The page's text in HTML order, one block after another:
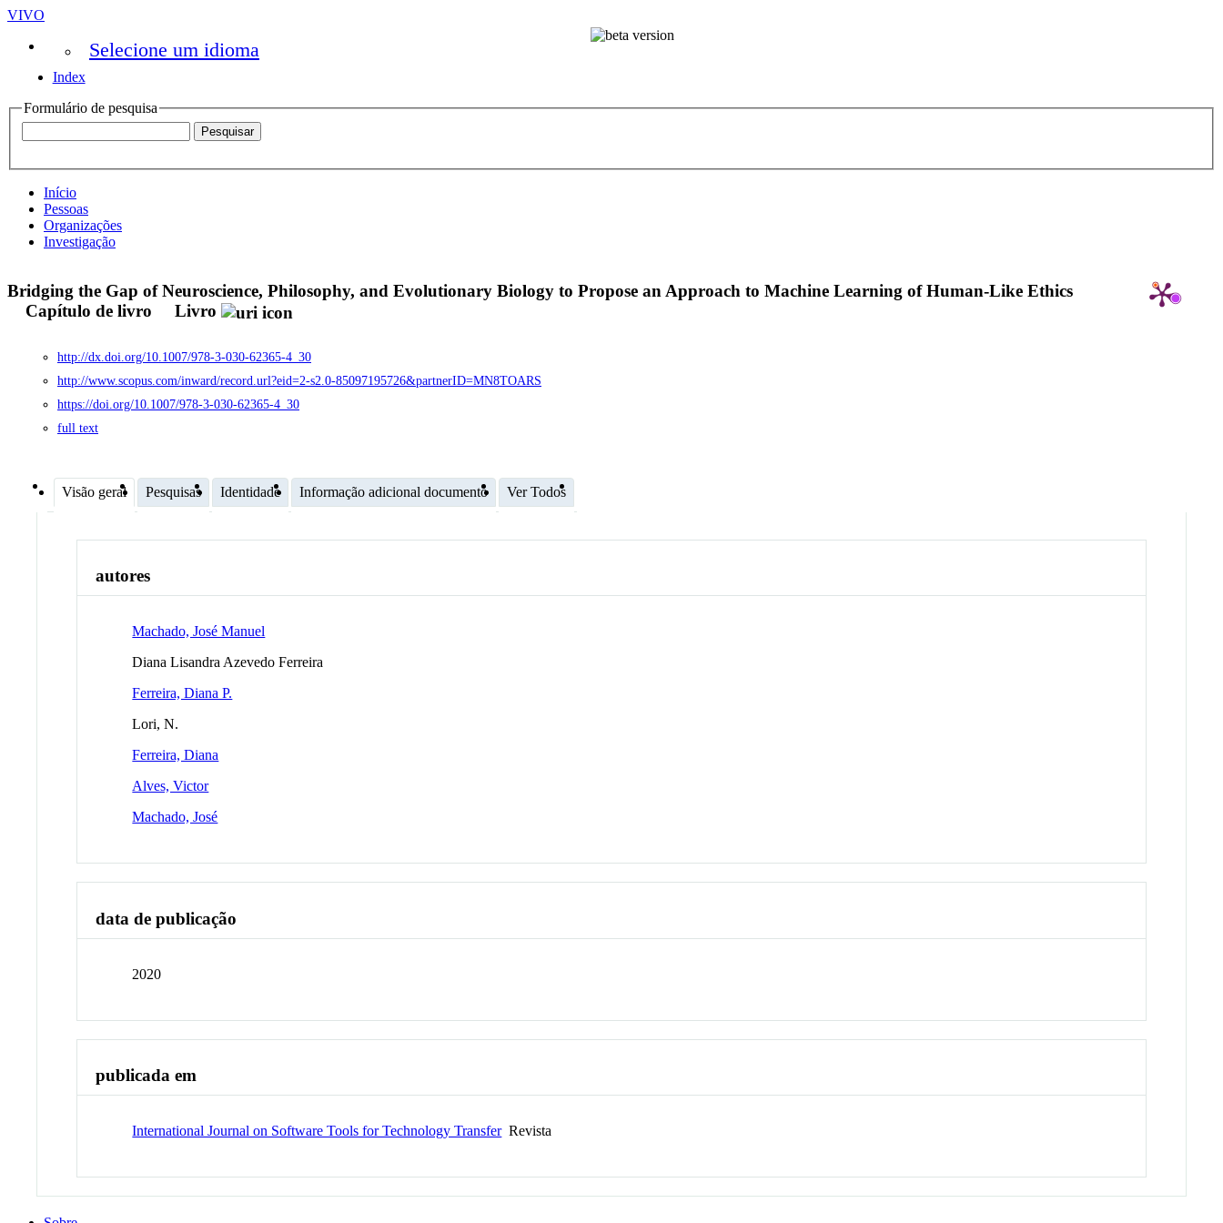
VIVO
Selecione um idioma
Index
Formulário de pesquisa
Início
Pessoas
Organizações
Investigação
Bridging the Gap of Neuroscience, Philosophy, and Evolutionary Biology to Propose an Approach to Machine Learning of Human-Like Ethics
Capítulo de livro
Livro
http://dx.doi.org/10.1007/978-3-030-62365-4_30
http://www.scopus.com/inward/record.url?eid=2-s2.0-85097195726&partnerID=MN8TOARS
https://doi.org/10.1007/978-3-030-62365-4_30
full text
Visão geral Pesquisas Identidade Informação adicional documento Ver Todos
autores
Machado, José Manuel
Diana Lisandra Azevedo Ferreira
Ferreira, Diana P.
Lori, N.
Ferreira, Diana
Alves, Victor
Machado, José
data de publicação
2020
publicada em
International Journal on Software Tools for Technology TransferRevista